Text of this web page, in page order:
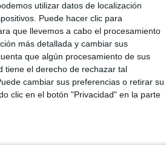
utilizar datos de localización
Puede hacer clic para
que llevemos a cabo el procesamiento
más detallada y cambiar sus
que algún procesamiento de sus
tiene el derecho de rechazar tal
cambiar sus preferencias o retirar su
clic en el botón "Privacidad" en la parte
así como